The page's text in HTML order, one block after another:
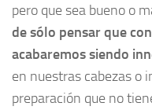
pero que sea bueno o
de sólo pensar que
acabaremos siendo
en nuestras cabezas o
preparación que no